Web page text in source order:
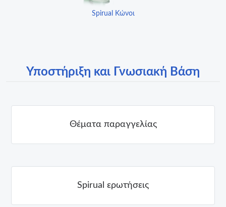
Spirual Κώνοι
Υποστήριξη και Γνωσιακή Βάση
Θέματα παραγγελίας
Spirual ερωτήσεις